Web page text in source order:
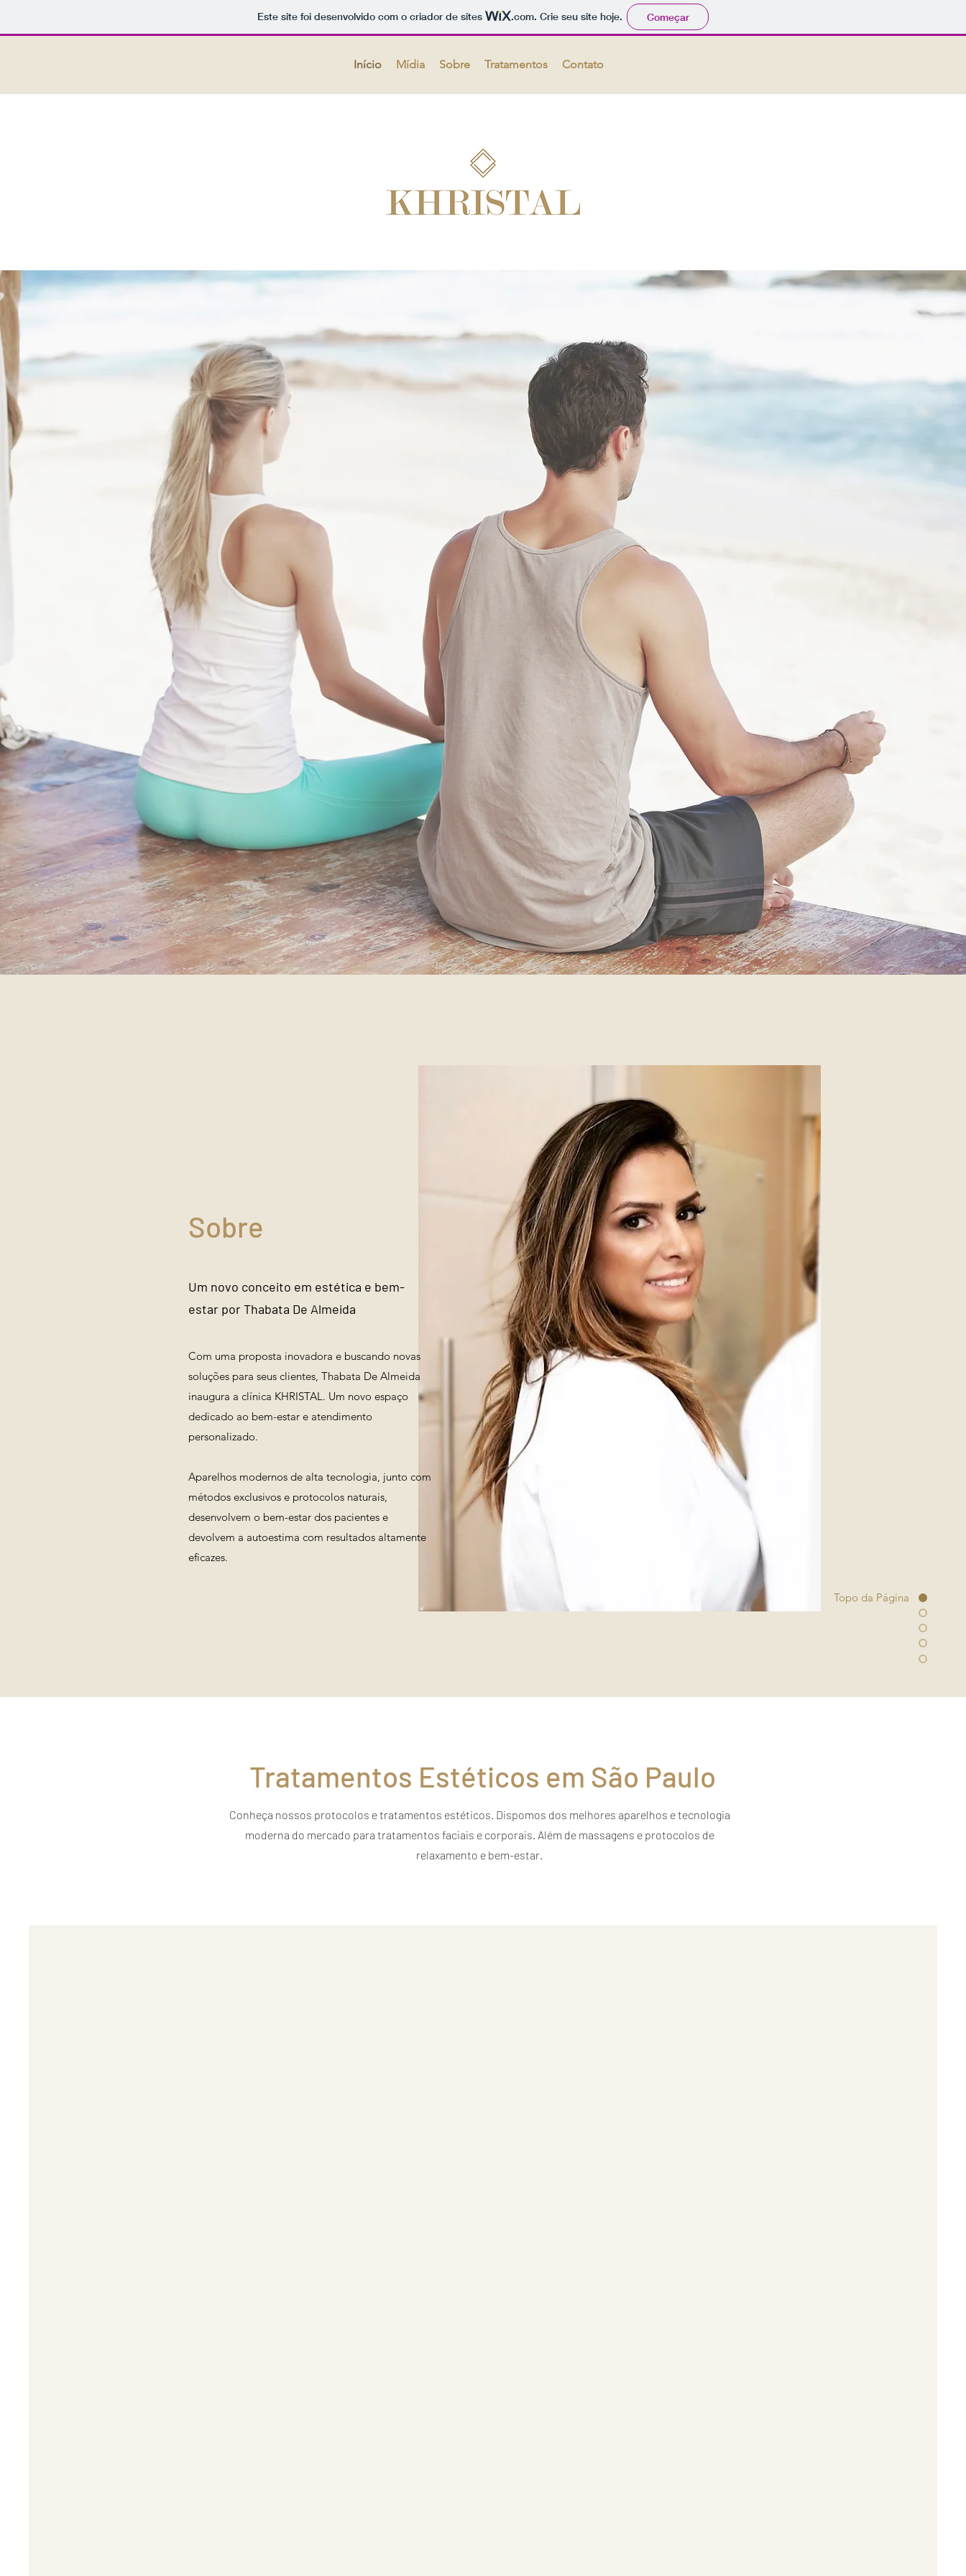
Este site foi desenvolvido com o criador de sites .com. Crie seu site hoje. Começar
Início Mídia Sobre Tratamentos Contato
Topo da Página
Sobre
Um novo conceito em estética e bem-
estar por Thabata De Almeida
Com uma proposta inovadora e buscando novas
soluções para seus clientes, Thabata De Almeida
inaugura a clínica KHRISTAL. Um novo espaço
dedicado ao bem-estar e atendimento
personalizado.
Aparelhos modernos de alta tecnologia, junto com
métodos exclusivos e protocolos naturais,
desenvolvem o bem-estar dos pacientes e
devolvem a autoestima com resultados altamente
eficazes.
Tratamentos Estéticos em São Paulo
Conheça nossos protocolos e tratamentos estéticos. Dispomos dos melhores aparelhos e tecnologia
moderna do mercado para tratamentos faciais e corporais. Além de massagens e protocolos de
relaxamento e bem-estar.